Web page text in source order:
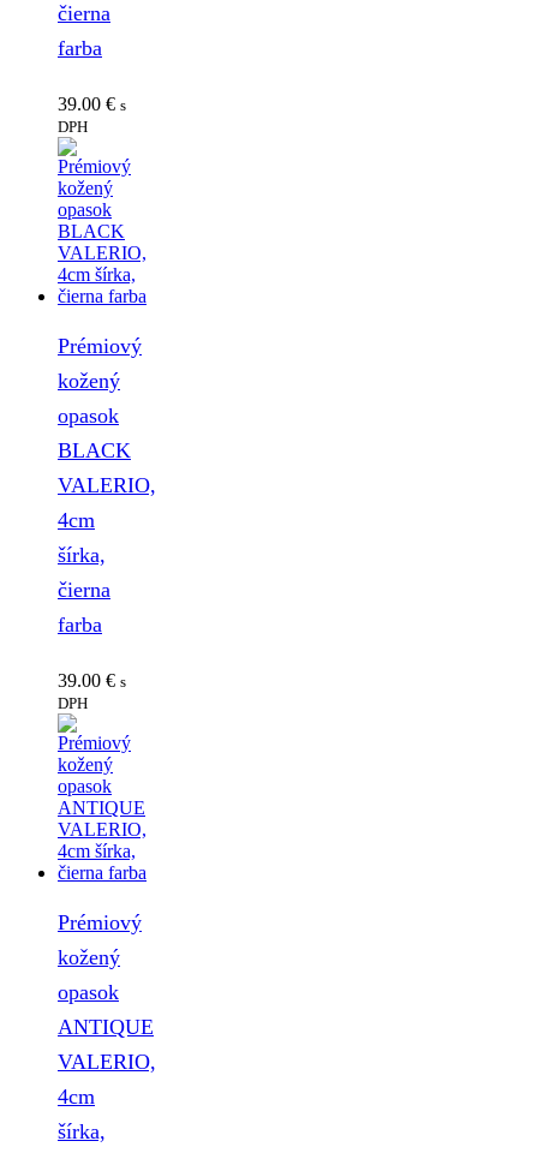
čierna
farba
39.00 € s
DPH
Prémiový
kožený
opasok
BLACK
VALERIO,
4cm
šírka,
čierna
farba
39.00 € s
DPH
Prémiový
kožený
opasok
ANTIQUE
VALERIO,
4cm
šírka,